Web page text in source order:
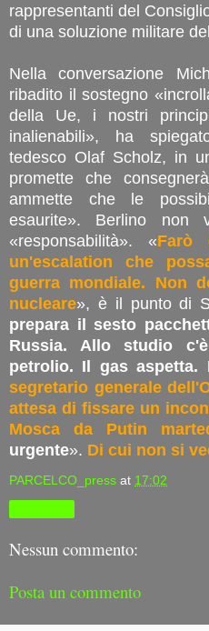
rappresentanti del
di una soluzione militare
Nella conversazione
ribadito il sostegno
della Ue, i nostri
inalienabili», ha
tedesco Olaf Scholz, in
promette che
ammette che le
esaurite». Berlino non
«responsabilità». «Farò
un'escalation che
guerra mondiale. Non
nucleare», è il punto di
prepara il sesto
Russia. Allo studio
petrolio. Il gas aspetta.
segretario generale
attesa di fissare un
Mosca da Putin
urgente». Di cui non si
PARCELCO_press at 17:02
Nessun commento:
Posta un commento